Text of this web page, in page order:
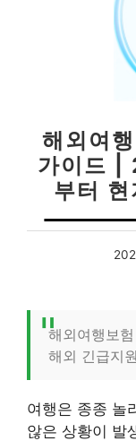
해외여
가이드 |
부터 현
해외여행보
해외 긴급지
여행은 종종 놀
않은 상황이 발